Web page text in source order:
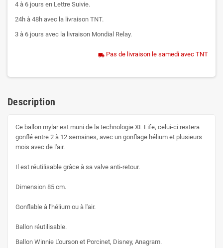
4 à 6 jours en Lettre Suivie.
24h à 48h avec la livraison TNT.
3 à 6 jours avec la livraison Mondial Relay.
local_shipping Pas de livraison le samedi avec TNT
Description
Ce ballon mylar est muni de la technologie XL Life, celui-ci restera
gonflé entre 2 à 12 semaines, avec un gonflage hélium et plusieurs
mois avec de l'air.
Il est réutilisable grâce à sa valve anti-retour.
Dimension 85 cm.
Gonflable à l'hélium ou à l'air.
Ballon réutilisable.
Ballon Winnie L'ourson et Porcinet, Disney, Anagram.